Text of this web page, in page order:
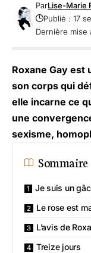
Dernière mise
ParLise-Marie
Publié : 17
Roxane Gay
son corps qui
elle incarne ce
une
sexisme,
Sommaire
Je suis un
Le rose est
L’avis de
Treize jours